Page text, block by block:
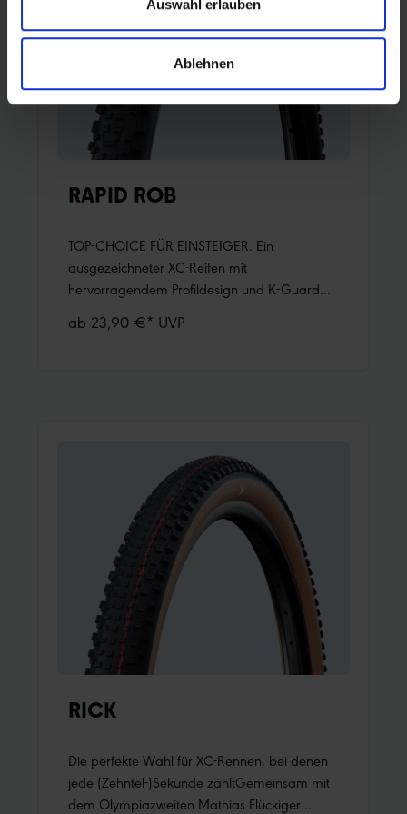
Auswahl erlauben
Ablehnen
Informationen:ADDIX Compound
RAPID ROB
TOP-CHOICE FÜR EINSTEIGER. Ein
ausgezeichneter XC-Reifen mit
hervorragendem Profildesign und K-Guard
Hinterrad in Kombination z.B. mit Tough
ab 23,90 €* UVP
RICK
Die perfekte Wahl für XC-Rennen, bei denen
jede (Zehntel-)Sekunde zähltGemeinsam mit
dem Olympiazweiten Mathias Flückiger